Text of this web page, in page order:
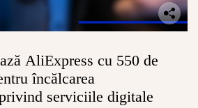
AliExpress cu 550 de
încălcarea
serviciile digitale